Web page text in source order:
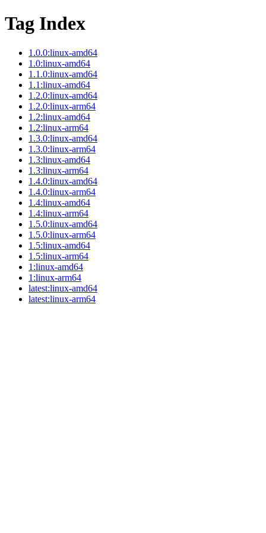
Tag Index
1.0.0:linux-amd64
1.0:linux-amd64
1.1.0:linux-amd64
1.1:linux-amd64
1.2.0:linux-amd64
1.2.0:linux-arm64
1.2:linux-amd64
1.2:linux-arm64
1.3.0:linux-amd64
1.3.0:linux-arm64
1.3:linux-amd64
1.3:linux-arm64
1.4.0:linux-amd64
1.4.0:linux-arm64
1.4:linux-amd64
1.4:linux-arm64
1.5.0:linux-amd64
1.5.0:linux-arm64
1.5:linux-amd64
1.5:linux-arm64
1:linux-amd64
1:linux-arm64
latest:linux-amd64
latest:linux-arm64